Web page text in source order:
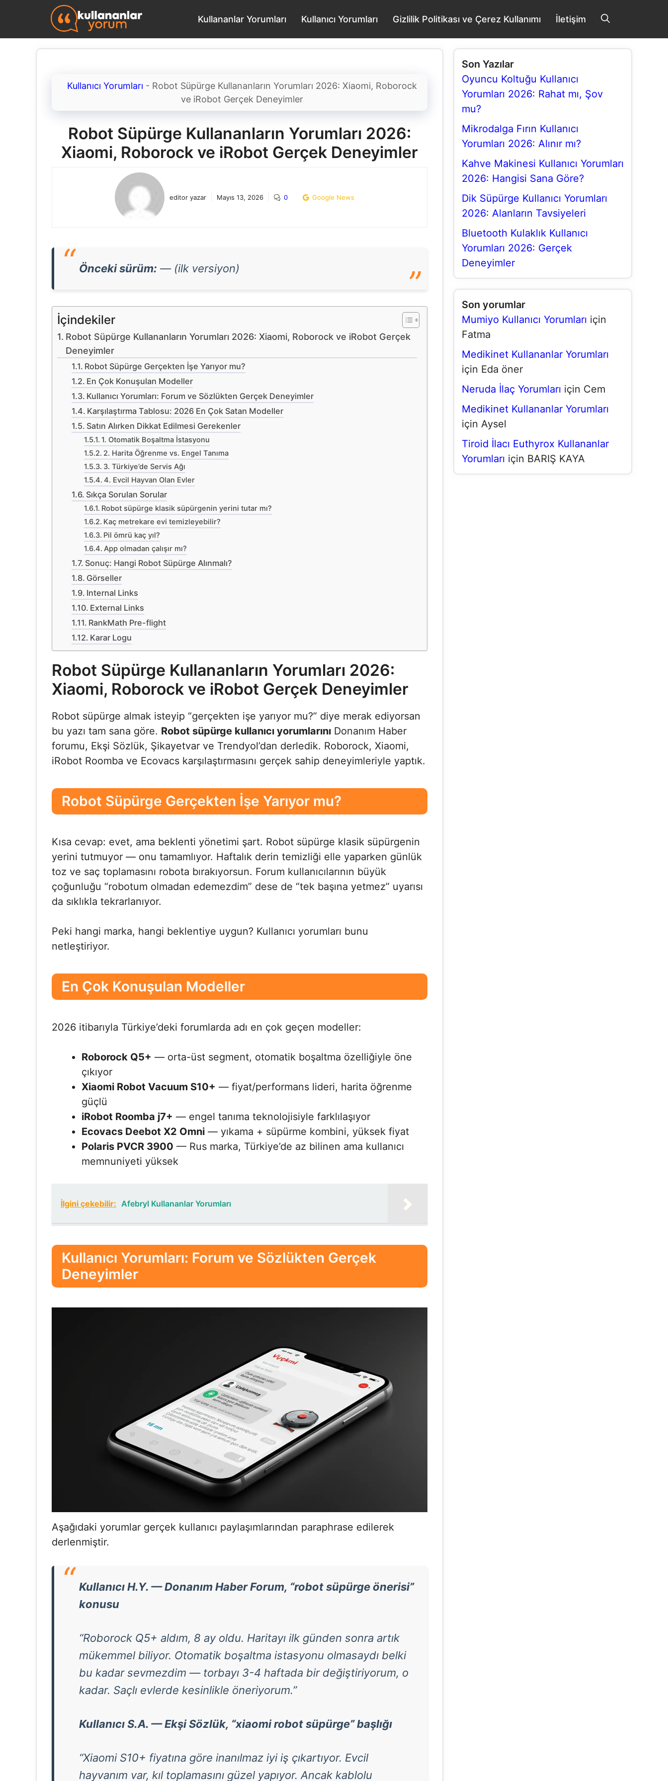
Kullananlar Yorumları Kullanıcı Yorumları Gizlilik Politikası ve Çerez Kullanımı İletişim
Kullanıcı Yorumları - Robot Süpürge Kullananların Yorumları 2026: Xiaomi, Roborock
ve iRobot Gerçek Deneyimler
Robot Süpürge Kullananların Yorumları 2026:
Xiaomi, Roborock ve iRobot Gerçek Deneyimler
editor yazar Mayıs 13, 2026 0 Google News
Önceki sürüm: — (ilk versiyon)
İçindekiler
Robot Süpürge Kullananların Yorumları 2026: Xiaomi, Roborock ve iRobot Gerçek
Deneyimler
Robot Süpürge Gerçekten İşe Yarıyor mu?
En Çok Konuşulan Modeller
Kullanıcı Yorumları: Forum ve Sözlükten Gerçek Deneyimler
Karşılaştırma Tablosu: 2026 En Çok Satan Modeller
Satın Alırken Dikkat Edilmesi Gerekenler
1. Otomatik Boşaltma İstasyonu
2. Harita Öğrenme vs. Engel Tanıma
3. Türkiye’de Servis Ağı
4. Evcil Hayvan Olan Evler
Sıkça Sorulan Sorular
Robot süpürge klasik süpürgenin yerini tutar mı?
Kaç metrekare evi temizleyebilir?
Pil ömrü kaç yıl?
App olmadan çalışır mı?
Sonuç: Hangi Robot Süpürge Alınmalı?
Görseller
Internal Links
External Links
RankMath Pre-flight
Karar Logu
Robot Süpürge Kullananların Yorumları 2026:
Xiaomi, Roborock ve iRobot Gerçek Deneyimler
Robot süpürge almak isteyip “gerçekten işe yarıyor mu?” diye merak ediyorsan
bu yazı tam sana göre. Robot süpürge kullanıcı yorumlarını Donanım Haber
forumu, Ekşi Sözlük, Şikayetvar ve Trendyol’dan derledik. Roborock, Xiaomi,
iRobot Roomba ve Ecovacs karşılaştırmasını gerçek sahip deneyimleriyle yaptık.
Robot Süpürge Gerçekten İşe Yarıyor mu?
Kısa cevap: evet, ama beklenti yönetimi şart. Robot süpürge klasik süpürgenin
yerini tutmuyor — onu tamamlıyor. Haftalık derin temizliği elle yaparken günlük
toz ve saç toplamasını robota bırakıyorsun. Forum kullanıcılarının büyük
çoğunluğu “robotum olmadan edemezdim” dese de “tek başına yetmez” uyarısı
da sıklıkla tekrarlanıyor.
Peki hangi marka, hangi beklentiye uygun? Kullanıcı yorumları bunu
netleştiriyor.
En Çok Konuşulan Modeller
2026 itibarıyla Türkiye’deki forumlarda adı en çok geçen modeller:
Roborock Q5+ — orta-üst segment, otomatik boşaltma özelliğiyle öne
çıkıyor
Xiaomi Robot Vacuum S10+ — fiyat/performans lideri, harita öğrenme
güçlü
iRobot Roomba j7+ — engel tanıma teknolojisiyle farklılaşıyor
Ecovacs Deebot X2 Omni — yıkama + süpürme kombini, yüksek fiyat
Polaris PVCR 3900 — Rus marka, Türkiye’de az bilinen ama kullanıcı
memnuniyeti yüksek
İlgini çekebilir: Afebryl Kullananlar Yorumları
Kullanıcı Yorumları: Forum ve Sözlükten Gerçek
Deneyimler
Aşağıdaki yorumlar gerçek kullanıcı paylaşımlarından paraphrase edilerek
derlenmiştir.
Kullanıcı H.Y. — Donanım Haber Forum, “robot süpürge önerisi”
konusu
“Roborock Q5+ aldım, 8 ay oldu. Haritayı ilk günden sonra artık
mükemmel biliyor. Otomatik boşaltma istasyonu olmasaydı belki
bu kadar sevmezdim — torbayı 3-4 haftada bir değiştiriyorum, o
kadar. Saçlı evlerde kesinlikle öneriyorum.”
Kullanıcı S.A. — Ekşi Sözlük, “xiaomi robot süpürge” başlığı
“Xiaomi S10+ fiyatına göre inanılmaz iyi iş çıkartıyor. Evcil
hayvanım var, kıl toplamasını güzel yapıyor. Ancak kablolu
Son Yazılar
Oyuncu Koltuğu Kullanıcı
Yorumları 2026: Rahat mı, Şov
mu?
Mikrodalga Fırın Kullanıcı
Yorumları 2026: Alınır mı?
Kahve Makinesi Kullanıcı Yorumları
2026: Hangisi Sana Göre?
Dik Süpürge Kullanıcı Yorumları
2026: Alanların Tavsiyeleri
Bluetooth Kulaklık Kullanıcı
Yorumları 2026: Gerçek
Deneyimler
Son yorumlar
Mumiyo Kullanıcı Yorumları için
Fatma
Medikinet Kullananlar Yorumları
için Eda öner
Neruda İlaç Yorumları için Cem
Medikinet Kullananlar Yorumları
için Aysel
Tiroid İlacı Euthyrox Kullananlar
Yorumları için BARIŞ KAYA